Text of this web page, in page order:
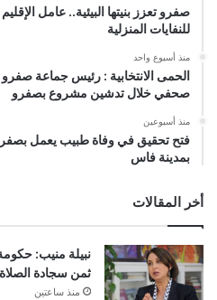
صفرو تعزز بنيتها البيئية.. عامل
للنفايات المنزلية
منذ أسبوع واحد
الحمى الانتخابية : رئيس جماعة
صحفي خلال تدشين مشروع بصفرو
منذ أسبوعين
فتح تحقيق في وفاة طبيب يعمل
بمدينة فاس
أخر المقالات
نبيلة منيب:
ثمن سجادة
منذ ساعتين